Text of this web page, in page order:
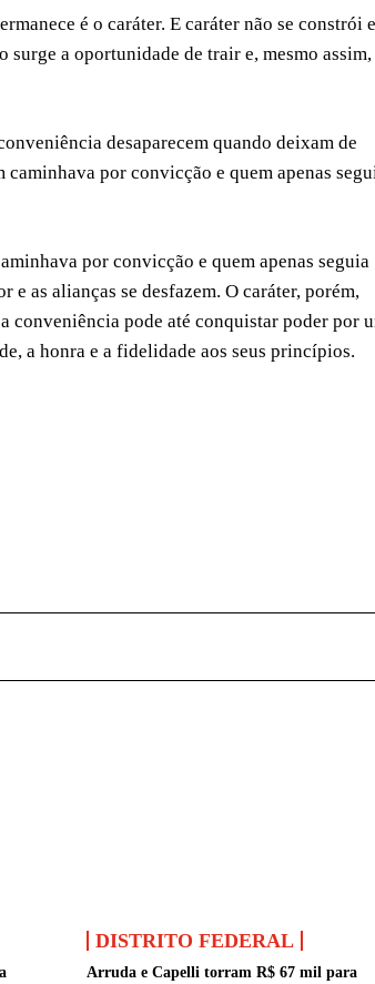
é o caráter. E caráter não se constrói
a oportunidade de trair e, mesmo assim,
desaparecem quando deixam de
por convicção e quem apenas
por convicção e quem apenas seguia
as alianças se desfazem. O caráter, porém,
conveniência pode até conquistar poder por
a honra e a fidelidade aos seus princípios.
DISTRITO FEDERAL
Arruda e Capelli torram R$ 67 mil para